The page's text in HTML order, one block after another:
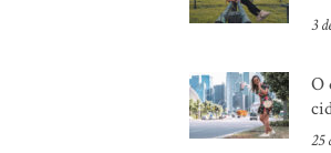
3
O
25